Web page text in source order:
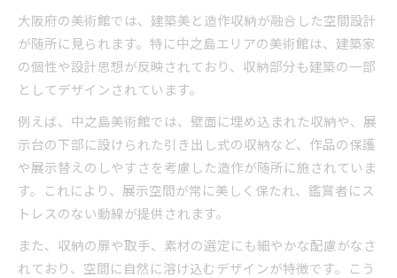
大阪府の美術館では、建築美と造作収納が融合した空間設計
が随所に見られます。特に中之島エリアの美術館は、建築家
の個性や設計思想が反映されており、収納部分も建築の一部
としてデザインされています。
例えば、中之島美術館では、壁面に埋め込まれた収納や、展
示台の下部に設けられた引き出し式の収納など、作品の保護
や展示替えのしやすさを考慮した造作が随所に施されていま
す。これにより、展示空間が常に美しく保たれ、鑑賞者にス
トレスのない動線が提供されます。
また、収納の扉や取手、素材の選定にも細やかな配慮がなさ
れており、空間に自然に溶け込むデザインが特徴です。こう